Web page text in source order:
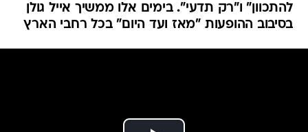
להתכוון" ו"רק תדעי". בימים אלו ממשיך אייל גולן
בסיבוב ההופעות "מאז ועד היום" בכל רחבי הארץ